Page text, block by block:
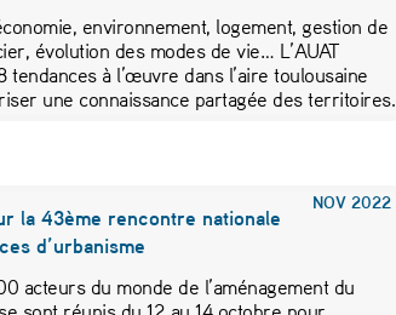
environnement, logement, gestion de
évolution des modes de vie… L’AUAT
tendances à l’œuvre dans l’aire toulousaine
une connaissance partagée des territoires.
NOV 2022
la 43ème rencontre nationale
d’urbanisme
acteurs du monde de l’aménagement du
sont réunis du 12 au 14 octobre pour